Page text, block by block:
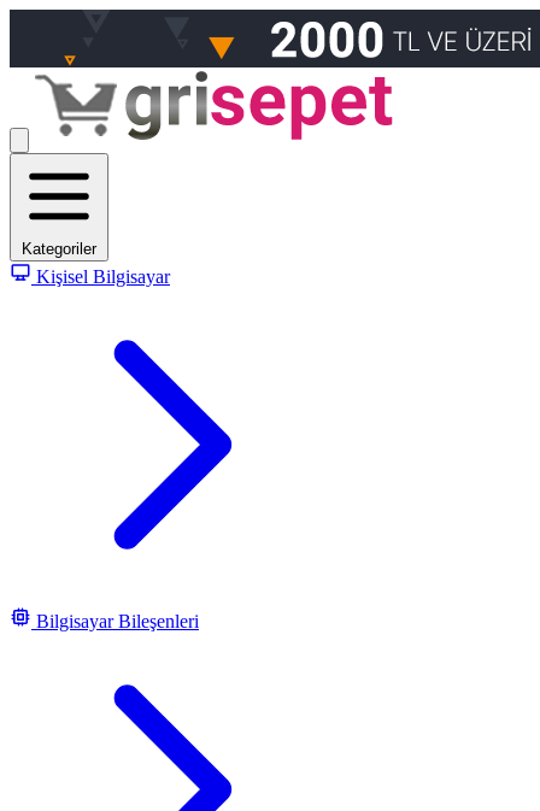
Kategoriler
Kişisel Bilgisayar
Bilgisayar Bileşenleri